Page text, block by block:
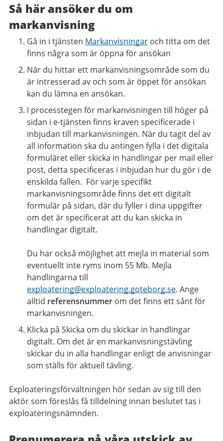
Så här ansöker du om
markanvisning
Gå in i tjänsten Markanvisningar och titta om det
finns några som är öppna för ansökan
När du hittar ett markanvisningsområde som du
är intresserad av och som är öppet för ansökan
kan du lämna en ansökan.
I processtegen för markanvisningen till höger på
sidan i e-tjänsten finns kraven specificerade i
inbjudan till markanvisningen. När du tagit del av
all information ska du antingen fylla i det digitala
formuläret eller skicka in handlingar per mail eller
post, detta specificeras i inbjudan hur du gör i de
enskilda fallen. För varje specifikt
markanvisningsområde finns det ett digitalt
formulär på sidan, där du fyller i dina uppgifter
om det är specificerat att du kan skicka in
handlingar digitalt.
Du har också möjlighet att mejla in material som
eventuellt inte ryms inom 55 Mb. Mejla
handlingarna till
exploatering@exploatering.goteborg.se. Ange
alltid referensnummer om det finns ett sånt för
markanvisningen.
Klicka på Skicka om du skickar in handlingar
digitalt. Om det är en markanvisningstävling
skickar du in alla handlingar enligt de anvisningar
som ställs för aktuell tävling.
Exploateringsförvaltningen hör sedan av sig till den
aktör som föreslås få tilldelning innan beslutet tas i
exploateringsnämnden.